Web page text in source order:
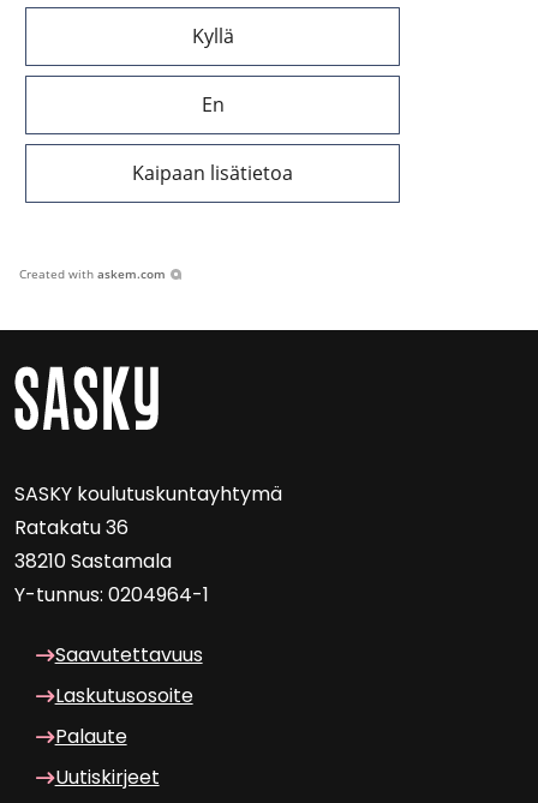
Kyllä
En
Kaipaan lisätietoa
Created with askem.com
SASKY kou­lu­tus­kun­tayh­ty­mä
Ra­ta­ka­tu 36
38210 Sas­ta­ma­la
Y-​tunnus: 0204964-1
Saa­vu­tet­ta­vuus
Las­ku­tuso­soi­te
Pa­lau­te
Uu­tis­kir­jeet